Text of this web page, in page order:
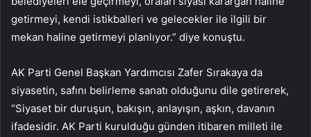
getirmeyi, kendi istikballeri ve gelecekler ile ilgili bir
mekan haline getirmeyi planlıyor.” diye konuştu.
AK Parti Genel Başkan Yardımcısı Zafer Sırakaya da
siyasetin, safını belirleme sanatı olduğunu dile getirerek,
“Siyaset bir duruşun, bakışın, anlayışın, aşkın, davanın
ifadesidir. AK Parti kurulduğu günden itibaren milleti ile